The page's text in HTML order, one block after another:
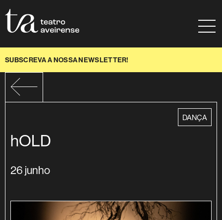
SUBSCREVA A NOSSA NEWSLETTER!
categoria
DANÇA
hOLD
26 junho